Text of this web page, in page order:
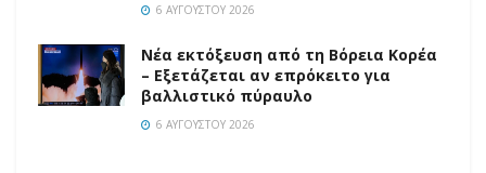
6 ΑΥΓΟΎΣΤΟΥ 2026
Νέα εκτόξευση από τη Βόρεια Κορέα
– Εξετάζεται αν επρόκειτο για
βαλλιστικό πύραυλο
6 ΑΥΓΟΎΣΤΟΥ 2026